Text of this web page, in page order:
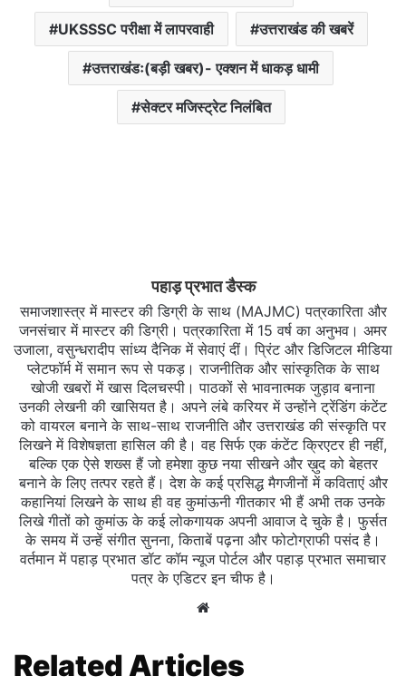
UKSSSC परीक्षा में लापरवाही उत्तराखंड की खबरें
उत्तराखंडः(बड़ी खबर)- एक्शन में धाकड़ धामी
सेक्टर मजिस्ट्रेट निलंबित
पहाड़ प्रभात डैस्क
समाजशास्त्र में मास्टर की डिग्री के साथ (MAJMC) पत्रकारिता और
जनसंचार में मास्टर की डिग्री। पत्रकारिता में 15 वर्ष का अनुभव। अमर
उजाला, वसुन्धरादीप सांध्य दैनिक में सेवाएं दीं। प्रिंट और डिजिटल मीडिया
प्लेटफॉर्म में समान रूप से पकड़। राजनीतिक और सांस्कृतिक के साथ
खोजी खबरों में खास दिलचस्‍पी। पाठकों से भावनात्मक जुड़ाव बनाना
उनकी लेखनी की खासियत है। अपने लंबे करियर में उन्होंने ट्रेंडिंग कंटेंट
को वायरल बनाने के साथ-साथ राजनीति और उत्तराखंड की संस्कृति पर
लिखने में विशेषज्ञता हासिल की है। वह सिर्फ एक कंटेंट क्रिएटर ही नहीं,
बल्कि एक ऐसे शख्स हैं जो हमेशा कुछ नया सीखने और ख़ुद को बेहतर
बनाने के लिए तत्पर रहते हैं। देश के कई प्रसिद्ध मैगजीनों में कविताएं और
कहानियां लिखने के साथ ही वह कुमांऊनी गीतकार भी हैं अभी तक उनके
लिखे गीतों को कुमांऊ के कई लोकगायक अपनी आवाज दे चुके है। फुर्सत
के समय में उन्हें संगीत सुनना, किताबें पढ़ना और फोटोग्राफी पसंद है।
वर्तमान में पहाड़ प्रभात डॉट कॉम न्यूज पोर्टल और पहाड़ प्रभात समाचार
पत्र के एडिटर इन चीफ है।
Website
Related Articles